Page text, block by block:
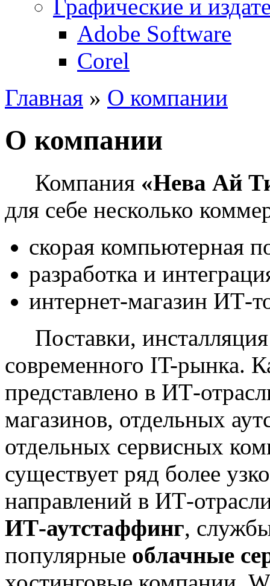
Графические и
Adobe Software
Corel
Главная » О компании
О компании
Компания «Нева Ай
для себе несколько
скорая компьютерная
разработка и
интернет-магазин ИТ-
Поставки,
современного IT-рынка.
представлено в ИТ-
магазинов, отдельных
отдельных сервисных
существует ряд более
направлений в ИТ-
ИТ-аутстаффинг,
популярные облачные